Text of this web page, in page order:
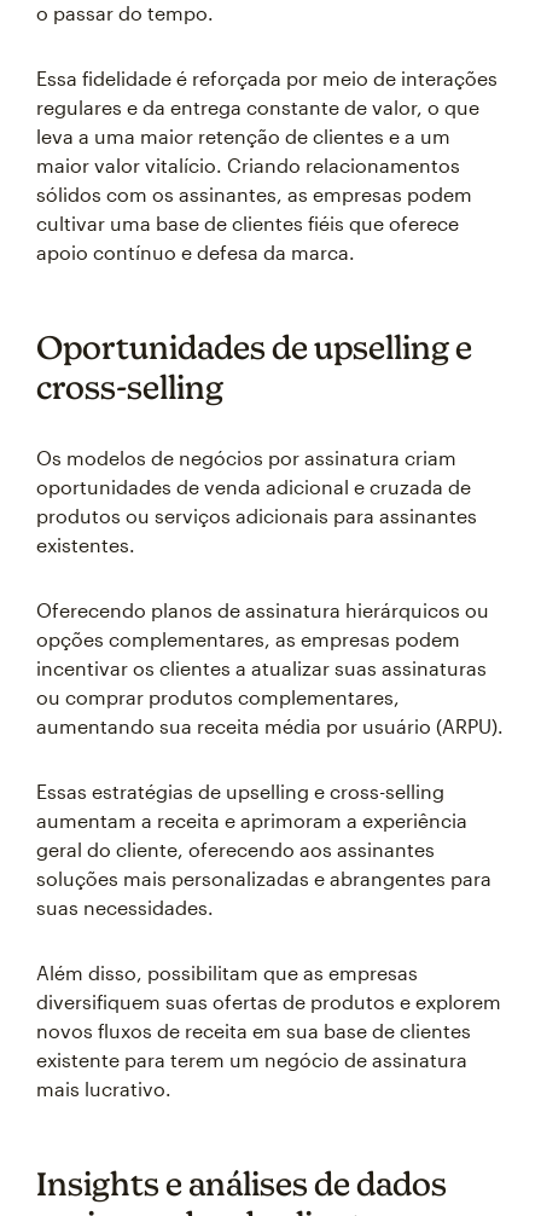
o passar do tempo.
Essa fidelidade é reforçada por meio de interações
regulares e da entrega constante de valor, o que
leva a uma maior retenção de clientes e a um
maior valor vitalício. Criando relacionamentos
sólidos com os assinantes, as empresas podem
cultivar uma base de clientes fiéis que oferece
apoio contínuo e defesa da marca.
Oportunidades de upselling e
cross-selling
Os modelos de negócios por assinatura criam
oportunidades de venda adicional e cruzada de
produtos ou serviços adicionais para assinantes
existentes.
Oferecendo planos de assinatura hierárquicos ou
opções complementares, as empresas podem
incentivar os clientes a atualizar suas assinaturas
ou comprar produtos complementares,
aumentando sua receita média por usuário (ARPU).
Essas estratégias de upselling e cross-selling
aumentam a receita e aprimoram a experiência
geral do cliente, oferecendo aos assinantes
soluções mais personalizadas e abrangentes para
suas necessidades.
Além disso, possibilitam que as empresas
diversifiquem suas ofertas de produtos e explorem
novos fluxos de receita em sua base de clientes
existente para terem um negócio de assinatura
mais lucrativo.
Insights e análises de dados